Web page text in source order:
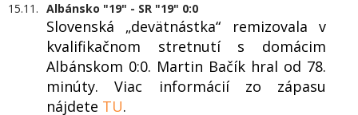
15.11. Albánsko "19" - SR "19" 0:0
Slovenská „devätnástka“ remizovala v
kvalifikačnom stretnutí s domácim
Albánskom 0:0. Martin Bačík hral od 78.
minúty. Viac informácií zo zápasu
nájdete TU.